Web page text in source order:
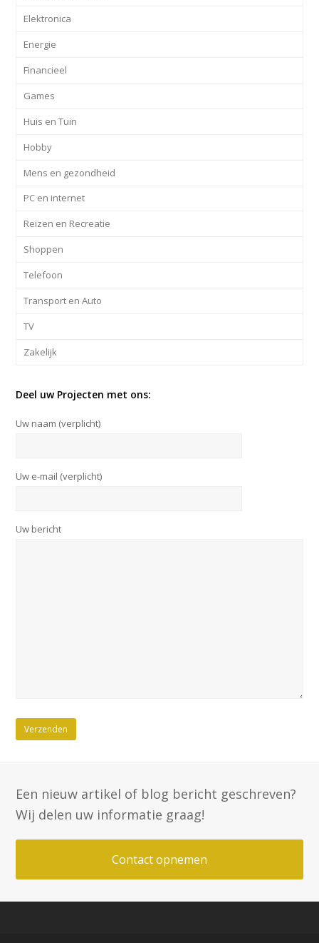
Elektronica
Energie
Financieel
Games
Huis en Tuin
Hobby
Mens en gezondheid
PC en internet
Reizen en Recreatie
Shoppen
Telefoon
Transport en Auto
TV
Zakelijk
Deel uw Projecten met ons:
Uw naam (verplicht)
Uw e-mail (verplicht)
Uw bericht
Een nieuw artikel of blog bericht geschreven?
Wij delen uw informatie graag!
Contact opnemen